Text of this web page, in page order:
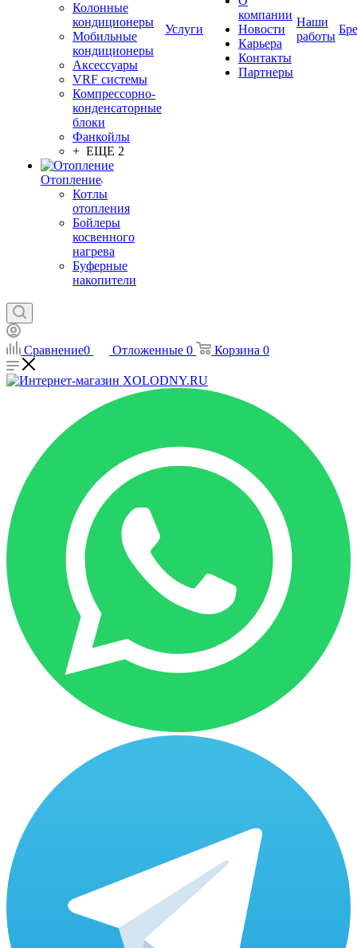
Колонные
кондиционеры
Мобильные
кондиционеры
Аксессуары
VRF системы
Компрессорно-
конденсаторные
блоки
Фанкойлы
+ ЕЩЕ 2
Отопление
Котлы
отопления
Бойлеры
косвенного
нагрева
Буферные
накопители
Услуги
компании
Новости
Карьера
Контакты
Партнеры
Наши
работы
Сравнение0 Отложенные 0 Корзина 0